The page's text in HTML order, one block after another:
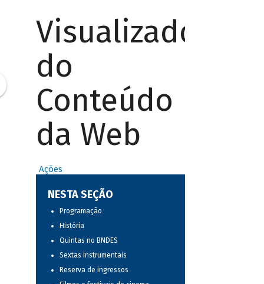
Visualizador
do
Conteúdo
da Web
Ações
NESTA SEÇÃO
Programação
História
Quintas no BNDES
Sextas instrumentais
Reserva de ingressos